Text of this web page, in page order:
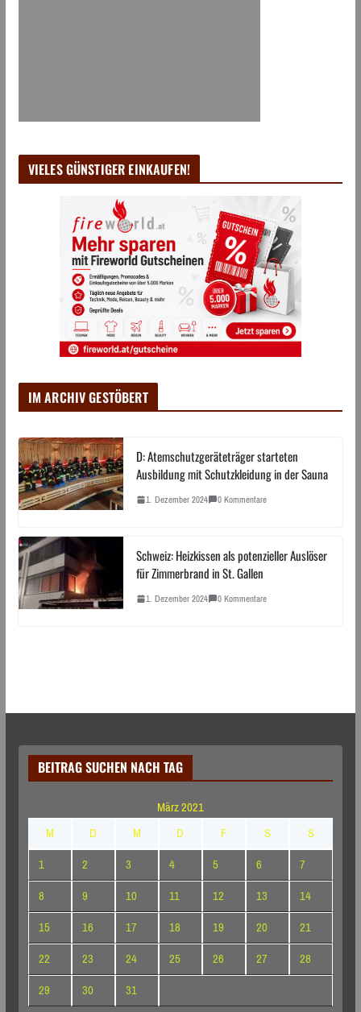
VIELES GÜNSTIGER EINKAUFEN!
IM ARCHIV GESTÖBERT
D: Atemschutzgeräteträger starteten
Ausbildung mit Schutzkleidung in der Sauna
1. Dezember 2024 0 Kommentare
Schweiz: Heizkissen als potenzieller Auslöser
für Zimmerbrand in St. Gallen
1. Dezember 2024 0 Kommentare
BEITRAG SUCHEN NACH TAG
März 2021
M
D M D F S
S
1
2 3 4 5 6
7
8
9 10 11 12 13
14
15
16 17 18 19 20
21
22
23 24 25 26 27
28
29
30
31